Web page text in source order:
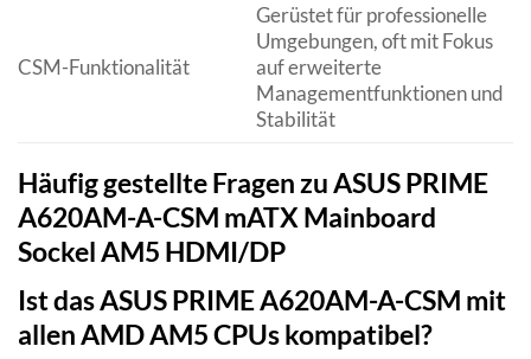
CSM-Funktionalität
Gerüstet für professionelle
Umgebungen, oft mit Fokus
auf erweiterte
Managementfunktionen und
Stabilität
Häufig gestellte Fragen zu ASUS PRIME
A620AM-A-CSM mATX Mainboard
Sockel AM5 HDMI/DP
Ist das ASUS PRIME A620AM-A-CSM mit
allen AMD AM5 CPUs kompatibel?